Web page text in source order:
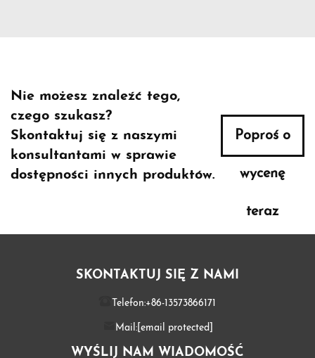
Nie możesz znaleźć tego,
czego szukasz?
Skontaktuj się z naszymi
konsultantami w sprawie
dostępności innych produktów.
Poproś o
wycenę
teraz
SKONTAKTUJ SIĘ Z NAMI
Telefon:+86-13573866171
Mail:[email protected]
WYŚLIJ NAM WIADOMOŚĆ